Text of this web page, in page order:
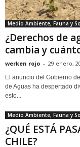
Medio Ambiente, Fauna y
¿Derechos de
cambia y
werken rojo - 29 enero,
El anuncio del Gobierno
de Aguas ha despertado
esto...
Medio Ambiente, Fauna y
¿QUÉ ESTÁ
CHILE?